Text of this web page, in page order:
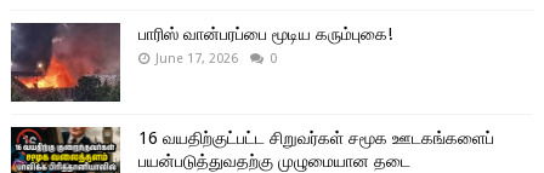
பாரிஸ் வான்பரப்பை மூடிய கரும்புகை!
June 17, 2026 0
16 வயதிற்குட்பட்ட சிறுவர்கள் சமூக ஊடகங்களைப்
பயன்படுத்துவதற்கு முழுமையான தடை